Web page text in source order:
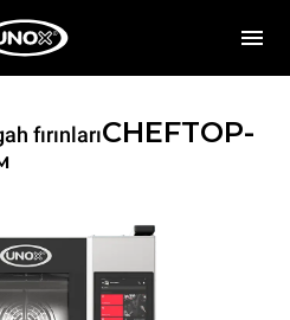
fırınlarıCHEFTOP-